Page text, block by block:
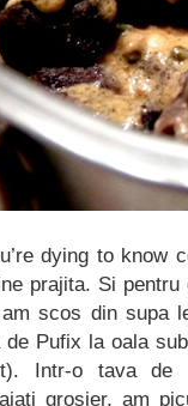
dying to know
prajita. Si
scos din supa
de Pufix la oala
Intr-o tava
grosier, am